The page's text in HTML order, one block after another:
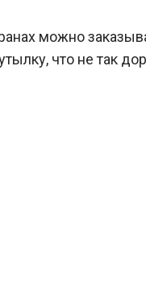
можно
что не так